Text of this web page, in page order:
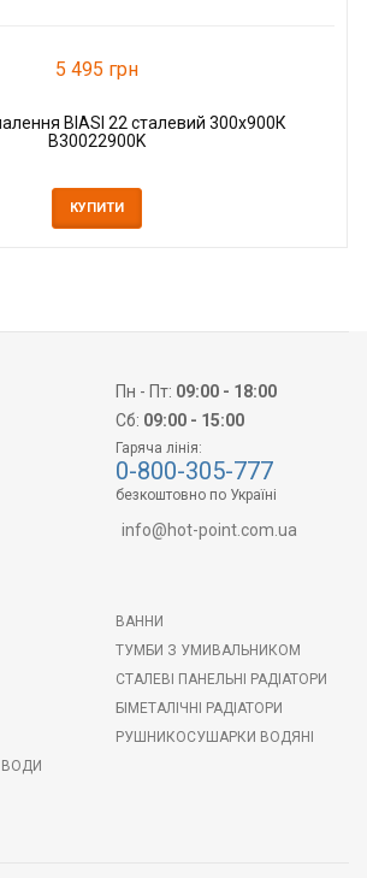
5 495 грн
BIASI 22 сталевий 300x900К
B30022900K
КУПИТИ
Пн - Пт: 09:00 - 18:00
Сб: 09:00 - 15:00
Гаряча лінія:
0-800-305-777
безкоштовно по Україні
info@hot-point.com.ua
ВАННИ
ТУМБИ З УМИВАЛЬНИКОМ
СТАЛЕВІ ПАНЕЛЬНІ РАДІАТОРИ
БІМЕТАЛІЧНІ РАДІАТОРИ
РУШНИКОСУШАРКИ ВОДЯНІ